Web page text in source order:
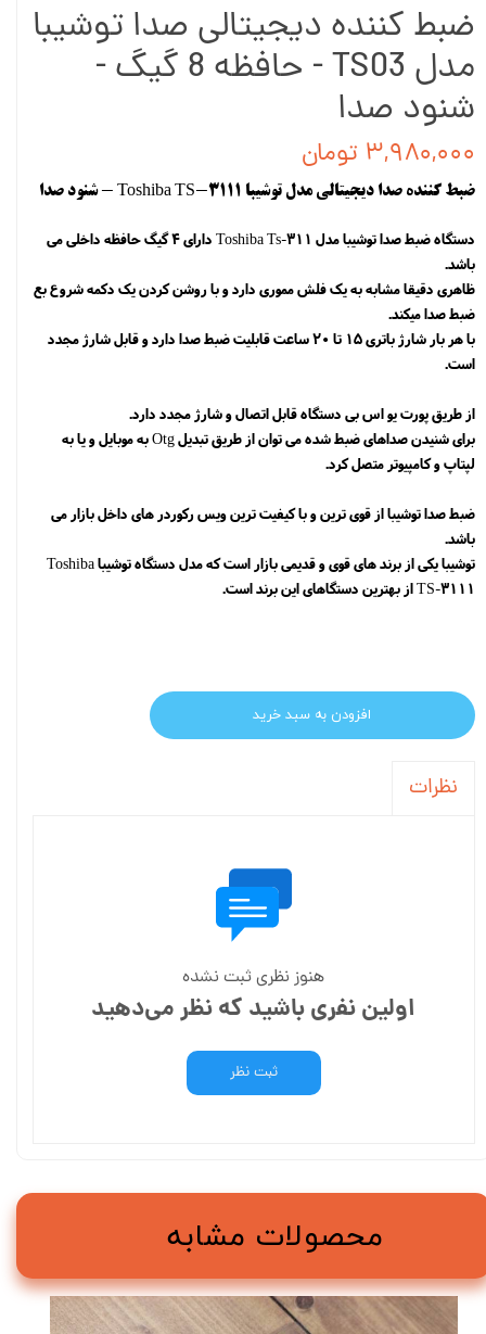
ضبط کننده دیجیتالی صدا توشیبا
مدل TS03 - حافظه 8 گیگ -
شنود صدا
۳,۹۸۰,۰۰۰ تومان
ضبط کننده صدا دیجیتالی مدل توشیبا Toshiba TS-3111 - شنود صدا
دستگاه ضبط صدا توشیبا مدل Toshiba Ts-311 دارای 4 گیگ حافظه داخلی می
باشد.
ظاهری دقیقا مشابه به یک فلش مموری دارد و با روشن کردن یک دکمه شروع بع
ضبط صدا میکند.
با هر بار شارژ باتری 15 تا 20 ساعت قابلیت ضبط صدا دارد و قابل شارژ مجدد
است.
از طریق پورت یو اس بی دستگاه قابل اتصال و شارژ مجدد دارد.
برای شنیدن صداهای ضبط شده می توان از طریق تبدیل Otg به موبایل و یا به
لپتاپ و کامپیوتر متصل کرد.
ضبط صدا توشیبا از قوی ترین و با کیفیت ترین ویس رکوردر های داخل بازار می
باشد.
توشیبا یکی از برند های قوی و قدیمی بازار است که مدل دستگاه توشیبا Toshiba
TS-3111 از بهترین دستگاهای این برند است.
افزودن به سبد خرید
نظرات
هنوز نظری ثبت نشده
اولین نفری باشید که نظر می‌دهید
ثبت نظر
محصولات مشابه